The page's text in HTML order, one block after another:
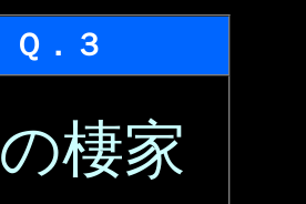
Ｑ．３
棲家